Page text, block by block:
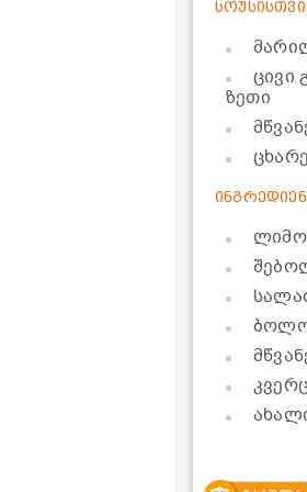
ცივი
ზეთი